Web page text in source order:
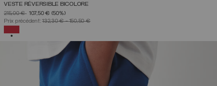
VESTE RÉVERSIBLE BICOLORE
PRIX RÉDUIT DE
215,00 €À107,50 € (50%)
Prix précédent:132,30 €-150,50 €